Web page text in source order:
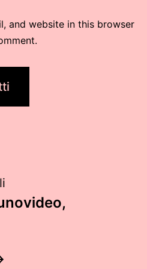
and website in this browser